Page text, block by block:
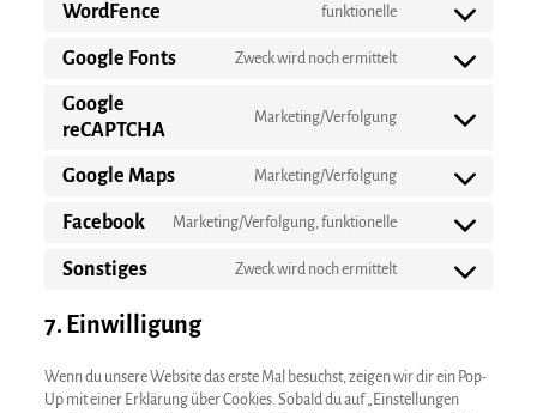
service
WordFence funktionelle
Consent
service
Google Fonts Zweck wird noch ermittelt
Consent
service
Google
reCAPTCHA
Marketing/Verfolgung
Consent
service
Google Maps Marketing/Verfolgung
Consent
service
Facebook Marketing/Verfolgung, funktionelle
Consent
service
Sonstiges Zweck wird noch ermittelt
Consent
7. Einwilligung
Wenn du unsere Website das erste Mal besuchst, zeigen wir dir ein Pop-
Up mit einer Erklärung über Cookies. Sobald du auf „Einstellungen